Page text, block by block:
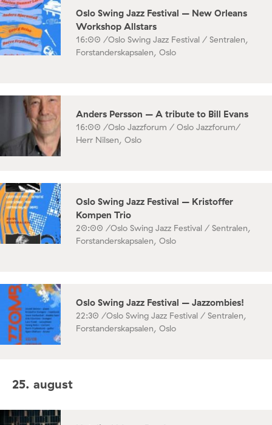
Oslo Swing Jazz Festival – New Orleans
Workshop Allstars
16:00 /Oslo Swing Jazz Festival / Sentralen,
Forstanderskapsalen, Oslo
Anders Persson – A tribute to Bill Evans
16:00 /Oslo Jazzforum / Oslo Jazzforum/
Herr Nilsen, Oslo
Oslo Swing Jazz Festival – Kristoffer
Kompen Trio
20:00 /Oslo Swing Jazz Festival / Sentralen,
Forstanderskapsalen, Oslo
Oslo Swing Jazz Festival – Jazzombies!
22:30 /Oslo Swing Jazz Festival / Sentralen,
Forstanderskapsalen, Oslo
25. august